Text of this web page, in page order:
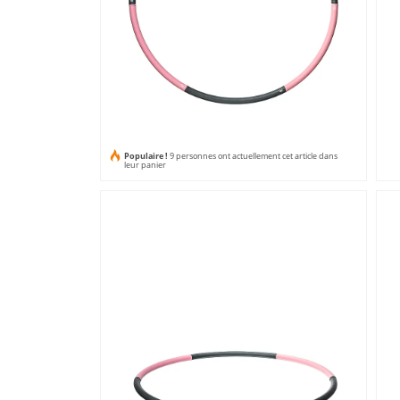
Populaire ! 9 personnes ont actuellement cet article dans
leur panier